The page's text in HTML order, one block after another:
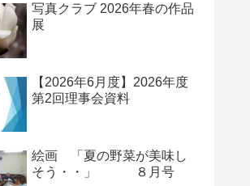
写真クラブ 2026年春の作品
展
【2026年6月度】2026年度
第2回理事会資料
絵画 「夏の野菜が美味し
そう・・」 ８月号